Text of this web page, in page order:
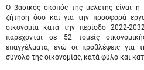
Ο βασικός σκοπός της μελέτης είναι
ζήτηση όσο και για την προσφορά
οικονομία κατά την περίοδο 2022-
παρέχονται σε 52 τομείς
επαγγέλματα, ενώ οι προβλέψεις για
σύνολο της οικονομίας, κατά φύλο και